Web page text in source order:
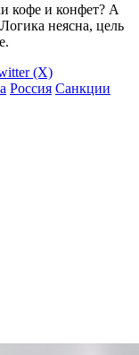
кофе и конфет? А
неясна, цель
(X)
Россия Санкции